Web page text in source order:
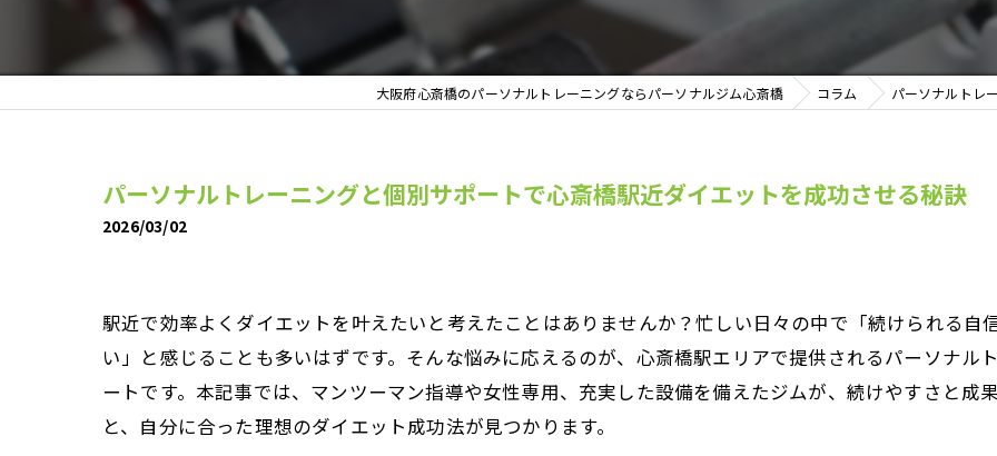
大阪府心斎橋のパーソナルトレーニングならパーソナルジム心斎橋 コラム パーソナルトレ
パーソナルトレーニングと個別サポートで心斎橋駅近ダイエットを成功させる秘訣
2026/03/02
駅近で効率よくダイエットを叶えたいと考えたことはありませんか？忙しい日々の中で「続けられる
い」と感じることも多いはずです。そんな悩みに応えるのが、心斎橋駅エリアで提供されるパーソナル
ートです。本記事では、マンツーマン指導や女性専用、充実した設備を備えたジムが、続けやすさと成
と、自分に合った理想のダイエット成功法が見つかります。